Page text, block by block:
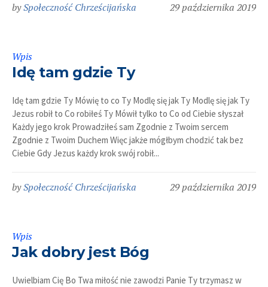
29 października 2019
bySpołeczność Chrześcijańska
Wpis
Idę tam gdzie Ty
Idę tam gdzie Ty Mówię to co Ty Modlę się jak Ty Modlę się jak Ty
Jezus robił to Co robiłeś Ty Mówił tylko to Co od Ciebie słyszał
Każdy jego krok Prowadziłeś sam Zgodnie z Twoim sercem
Zgodnie z Twoim Duchem Więc jakże mógłbym chodzić tak bez
Ciebie Gdy Jezus każdy krok swój robił...
29 października 2019
bySpołeczność Chrześcijańska
Wpis
Jak dobry jest Bóg
Uwielbiam Cię Bo Twa miłość nie zawodzi Panie Ty trzymasz w